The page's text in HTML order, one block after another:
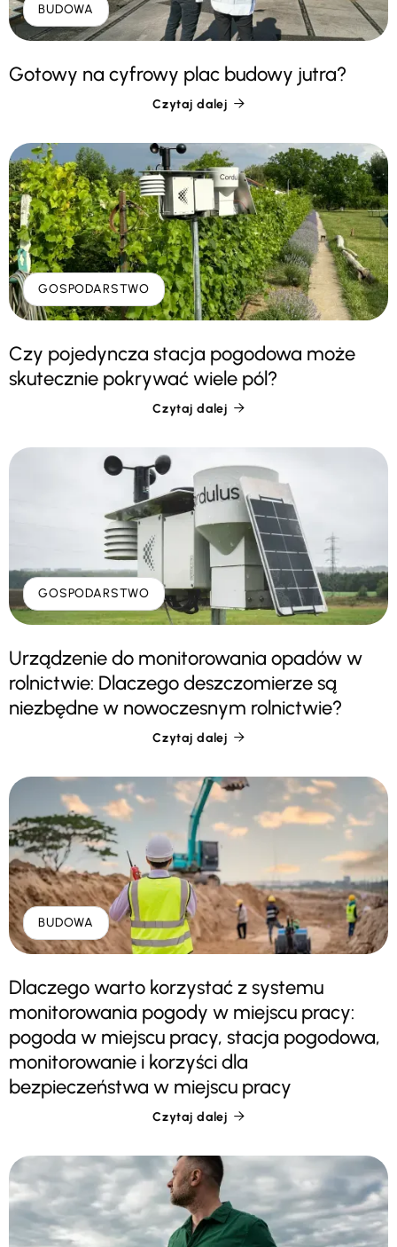
BUDOWA
Gotowy na cyfrowy plac budowy jutra?
Czytaj dalej 
GOSPODARSTWO
Czy pojedyncza stacja pogodowa może
skutecznie pokrywać wiele pól?
Czytaj dalej 
GOSPODARSTWO
Urządzenie do monitorowania opadów w
rolnictwie: Dlaczego deszczomierze są
niezbędne w nowoczesnym rolnictwie?
Czytaj dalej 
BUDOWA
Dlaczego warto korzystać z systemu
monitorowania pogody w miejscu pracy:
pogoda w miejscu pracy, stacja pogodowa,
monitorowanie i korzyści dla
bezpieczeństwa w miejscu pracy
Czytaj dalej 